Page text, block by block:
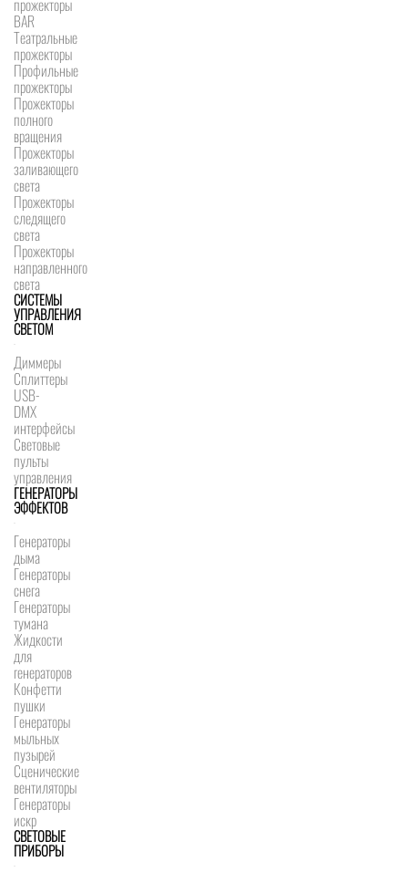
прожекторы
BAR
Театральные
прожекторы
Профильные
прожекторы
Прожекторы
полного
вращения
Прожекторы
заливающего
света
Прожекторы
следящего
света
Прожекторы
направленного
света
СИСТЕМЫ
УПРАВЛЕНИЯ
СВЕТОМ
Диммеры
Сплиттеры
USB-
DMX
интерфейсы
Световые
пульты
управления
ГЕНЕРАТОРЫ
ЭФФЕКТОВ
Генераторы
дыма
Генераторы
снега
Генераторы
тумана
Жидкости
для
генераторов
Конфетти
пушки
Генераторы
мыльных
пузырей
Сценические
вентиляторы
Генераторы
искр
СВЕТОВЫЕ
ПРИБОРЫ